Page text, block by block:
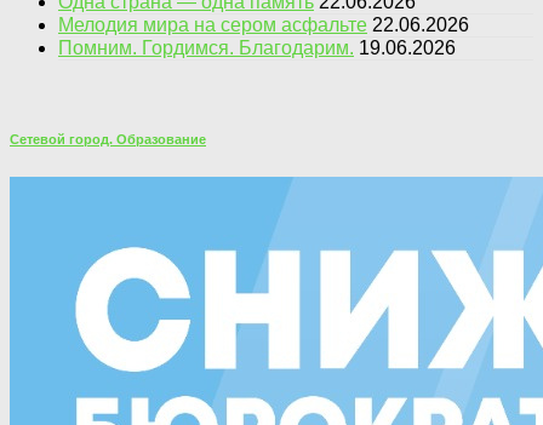
Мелодия мира на сером асфальте 22.06.2026
Помним. Гордимся. Благодарим. 19.06.2026
Сетевой город. Образование